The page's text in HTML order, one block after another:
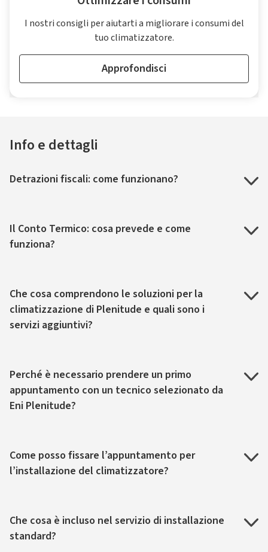
I nostri consigli per aiutarti a migliorare i consumi del
tuo climatizzatore.
Approfondisci
Info e dettagli
Detrazioni fiscali: come funzionano?
Il Conto Termico: cosa prevede e come
funziona?
Che cosa comprendono le soluzioni per la
climatizzazione di Plenitude e quali sono i
servizi aggiuntivi?
Perché è necessario prendere un primo
appuntamento con un tecnico selezionato da
Eni Plenitude?
Come posso fissare l’appuntamento per
l’installazione del climatizzatore?
Che cosa è incluso nel servizio di installazione
standard?